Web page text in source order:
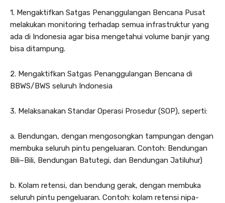
1. Mengaktifkan Satgas Penanggulangan Bencana Pusat
melakukan monitoring terhadap semua infrastruktur yang
ada di Indonesia agar bisa mengetahui volume banjir yang
bisa ditampung.
2. Mengaktifkan Satgas Penanggulangan Bencana di
BBWS/BWS seluruh Indonesia
3. Melaksanakan Standar Operasi Prosedur (SOP), seperti:
a. Bendungan, dengan mengosongkan tampungan dengan
membuka seluruh pintu pengeluaran. Contoh: Bendungan
Bili–Bili, Bendungan Batutegi, dan Bendungan Jatiluhur)
b. Kolam retensi, dan bendung gerak, dengan membuka
seluruh pintu pengeluaran. Contoh: kolam retensi nipa-